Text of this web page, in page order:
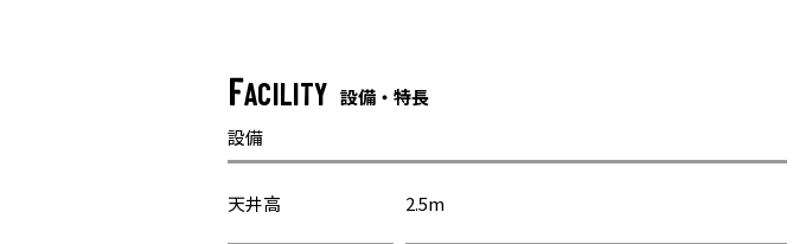
FACILITY 設備・特長
設備
天井高 2.5m